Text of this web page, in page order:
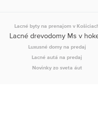
Lacné byty na prenajom v
Lacné drevodomy Ms v
Luxusné domy na predaj
Lacné autá na predaj
Novinky zo sveta áut